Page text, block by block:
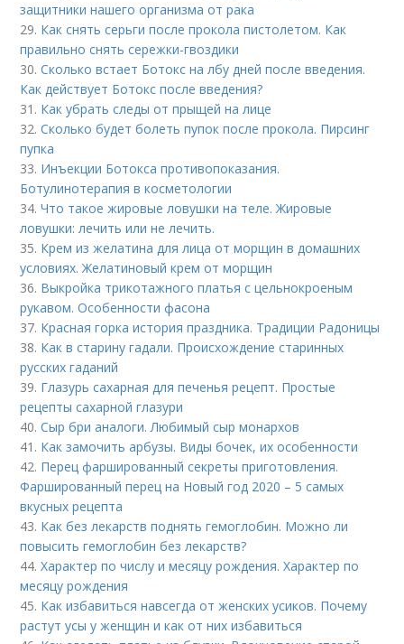
защитники нашего организма от рака
29. Как снять серьги после прокола пистолетом. Как
правильно снять сережки-гвоздики
30.Сколько встает Ботокс на лбу дней после введения.
Как действует Ботокс после введения?
31. Как убрать следы от прыщей на лице
32.Сколько будет болеть пупок после прокола. Пирсинг
пупка
33. Инъекции Ботокса противопоказания.
Ботулинотерапия в косметологии
34.Что такое жировые ловушки на теле. Жировые
ловушки: лечить или не лечить.
35. Крем из желатина для лица от морщин в домашних
условиях. Желатиновый крем от морщин
36. Выкройка трикотажного платья с цельнокроеным
рукавом. Особенности фасона
37. Красная горка история праздника. Традиции Радоницы
38. Как в старину гадали. Происхождение старинных
русских гаданий
39. Глазурь сахарная для печенья рецепт. Простые
рецепты сахарной глазури
40.Сыр бри аналоги. Любимый сыр монархов
41. Как замочить арбузы. Виды бочек, их особенности
42. Перец фаршированный секреты приготовления.
Фаршированный перец на Новый год 2020 – 5 самых
вкусных рецепта
43. Как без лекарств поднять гемоглобин. Можно ли
повысить гемоглобин без лекарств?
44.Характер по числу и месяцу рождения. Характер по
месяцу рождения
45. Как избавиться навсегда от женских усиков. Почему
растут усы у женщин и как от них избавиться